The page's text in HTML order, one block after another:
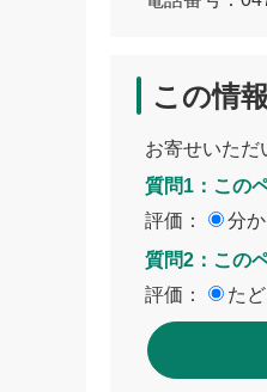
この情
お寄せいただ
質問1：この
評価：
分
質問2：この
評価：
た